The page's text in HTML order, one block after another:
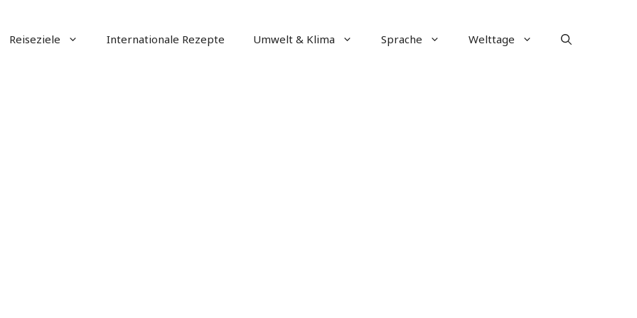
Reiseziele Internationale Rezepte Umwelt & Klima Sprache Welttage